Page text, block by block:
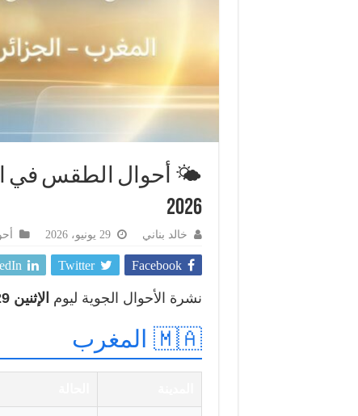
2026
خالد بناني 29 يونيو، 2026
Facebook
Twitter
نشرة الأحوال الجوية ليوم الإثنين 29 يونيو 2026
🇲🇦 المغرب